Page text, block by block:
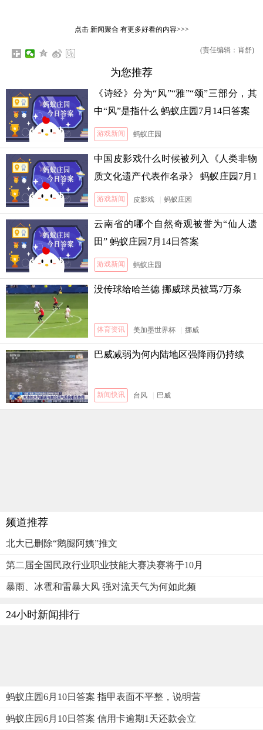
点击 新闻聚合有更多好看的内容>>>
(责任编辑：肖舒)
为您推荐
《诗经》分为“风”“雅”“颂”三部分，其
中“风”是指什么 蚂蚁庄园7月14日答案
游戏新闻 蚂蚁庄园
中国皮影戏什么时候被列入《人类非物
质文化遗产代表作名录》 蚂蚁庄园7月1
3日答案
游戏新闻 皮影戏 蚂蚁庄园
云南省的哪个自然奇观被誉为“仙人遗
田” 蚂蚁庄园7月14日答案
游戏新闻 蚂蚁庄园
没传球给哈兰德 挪威球员被骂7万条
体育资讯 美加墨世界杯 挪威
巴威减弱为何内陆地区强降雨仍持续
新闻快讯 台风 巴威
频道推荐
北大已删除“鹅腿阿姨”推文
第二届全国民政行业职业技能大赛决赛将于10月
暴雨、冰雹和雷暴大风 强对流天气为何如此频
24小时新闻排行
蚂蚁庄园6月10日答案 指甲表面不平整，说明营
蚂蚁庄园6月10日答案 信用卡逾期1天还款会立